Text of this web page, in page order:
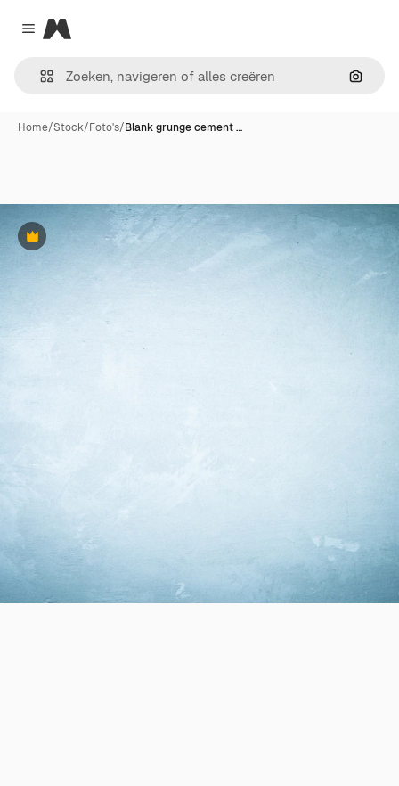
Close menu
Magnific
Home/Stock/Foto's/Blank grunge cement …
Premium